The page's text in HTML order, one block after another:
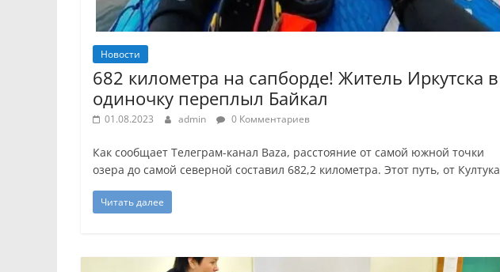
Новости
682 километра на сапборде! Житель Иркутска в
одиночку переплыл Байкал
01.08.2023 admin 0 Комментариев
Как сообщает Телеграм-канал Baza, расстояние от самой южной точки
озера до самой северной составил 682,2 километра. Этот путь, от Култука
Читать далее